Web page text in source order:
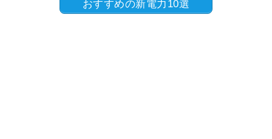
おすすめの新電力10選